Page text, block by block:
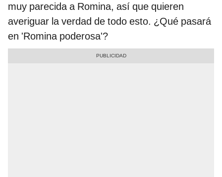
muy parecida a Romina, así que quieren
averiguar la verdad de todo esto. ¿Qué pasará
en 'Romina poderosa'?